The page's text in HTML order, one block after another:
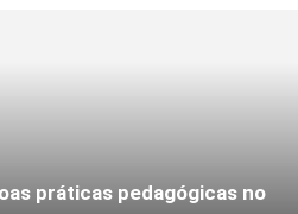
práticas pedagógicas no